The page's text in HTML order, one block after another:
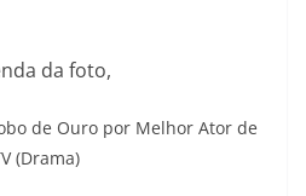
da foto,
de Ouro por Melhor Ator de
(Drama)